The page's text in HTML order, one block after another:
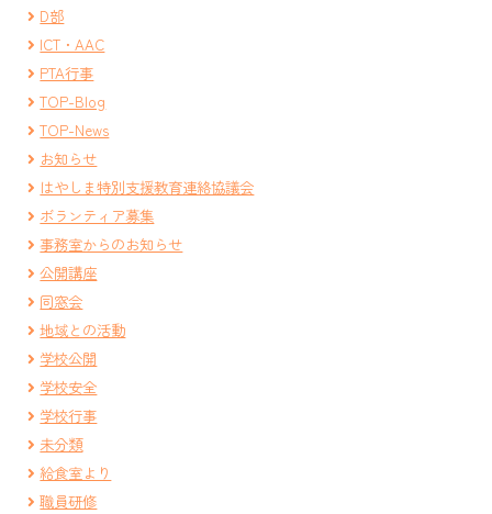
D部
ICT・AAC
PTA行事
TOP-Blog
TOP-News
お知らせ
はやしま特別支援教育連絡協議会
ボランティア募集
事務室からのお知らせ
公開講座
同窓会
地域との活動
学校公開
学校安全
学校行事
未分類
給食室より
職員研修